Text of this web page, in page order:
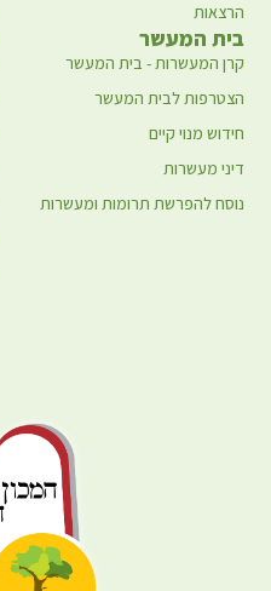
הרצאות
בית המעשר
קרן המעשרות - בית המעשר
הצטרפות לבית המעשר
חידוש מנוי קיים
דיני מעשרות
נוסח להפרשת תרומות ומעשרות